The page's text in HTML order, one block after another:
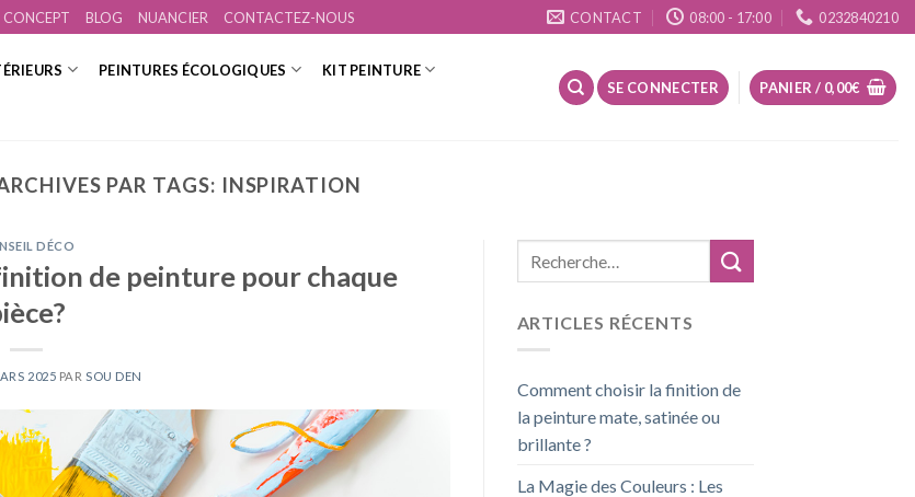
CONCEPT BLOG NUANCIER CONTACTEZ-NOUS CONTACT 08:00 - 17:00 0232840210
PEINTURES ÉCOLOGIQUES
KIT PEINTURE
SE CONNECTER PANIER / 0,00€
PAR TAGS: INSPIRATION
DÉCO
de peinture pour chaque
2025 PARSOU DEN
ARTICLES RÉCENTS
Comment choisir la finition de
la peinture mate, satinée ou
brillante ?
La Magie des Couleurs : Les